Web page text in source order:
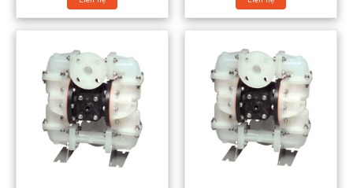
Bơm màng Marathon
Xem thêm các loại bơm màng khí nén: